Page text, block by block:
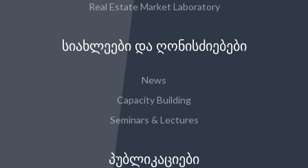
Real Estate Market Laboratory
ᲡᲘᲐᲮᲚᲔᲔᲑᲘ ᲓᲐ ᲦᲝᲜᲘᲡᲫᲘᲔᲑᲔᲑᲘ
News
Capacity Building
Seminars & Lectures
ᲞᲣᲑᲚᲘᲙᲐᲪᲘᲔᲑᲘ